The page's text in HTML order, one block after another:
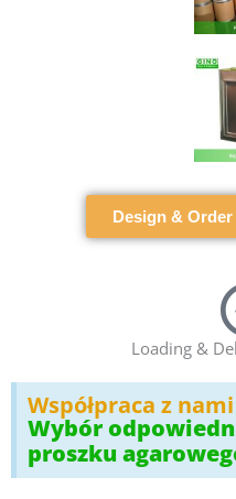
Design &
Loading &
Współpraca z nami
Wybór
proszku